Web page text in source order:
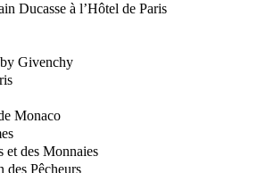
Ducasse à l’Hôtel de Paris
Givenchy
Monaco
et des Monnaies
des Pêcheurs